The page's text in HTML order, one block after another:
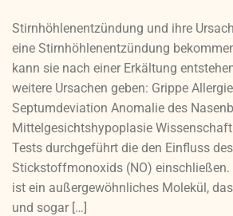
Stirnhöhlenentzündung und ihre
eine Stirnhöhlenentzündung
kann sie nach einer Erkältung
weitere Ursachen geben: Grippe
Septumdeviation Anomalie des
Mittelgesichtshypoplasie
Tests durchgeführt die den Einfluss des
Stickstoffmonoxids (NO)
ist ein außergewöhnliches Molekül,
und sogar […]